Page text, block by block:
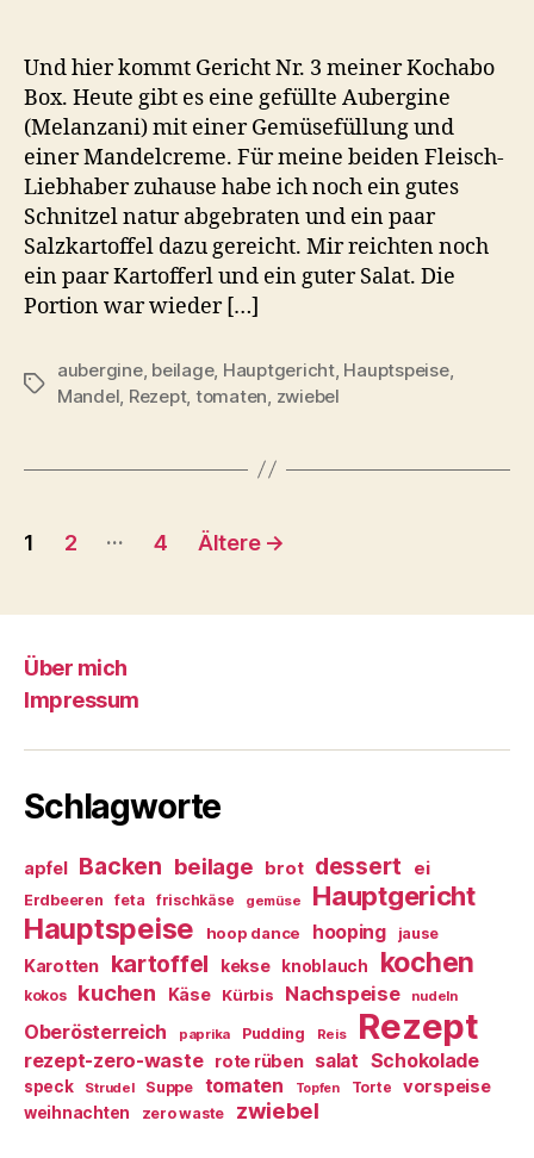
Und hier kommt Gericht Nr. 3 meiner Kochabo
Box. Heute gibt es eine gefüllte Aubergine
(Melanzani) mit einer Gemüsefüllung und
einer Mandelcreme. Für meine beiden Fleisch-
Liebhaber zuhause habe ich noch ein gutes
Schnitzel natur abgebraten und ein paar
Salzkartoffel dazu gereicht. Mir reichten noch
ein paar Kartofferl und ein guter Salat. Die
Portion war wieder […]
Schlagwörter
aubergine, beilage, Hauptgericht, Hauptspeise,
Mandel, Rezept, tomaten, zwiebel
Beitragsnavigation
1 2 … 4 Ältere →
Über mich
Impressum
Schlagworte
apfel Backen beilage brot dessert ei
Erdbeeren feta frischkäse gemüse Hauptgericht
Hauptspeise hoop dance hooping jause
Karotten kartoffel kekse knoblauch kochen
kokos kuchen Käse Kürbis Nachspeise nudeln
Oberösterreich paprika Pudding Reis Rezept
rezept-zero-waste rote rüben salat Schokolade
speck Strudel Suppe tomaten Topfen Torte vorspeise
weihnachten zero waste zwiebel